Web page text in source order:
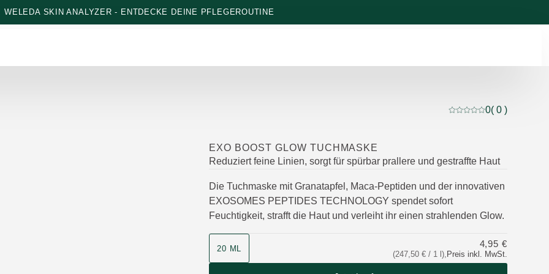
WELEDA SKIN ANALYZER - ENTDECKE DEINE PFLEGEROUTINE
Aktuelle Bewertung: 0
0( 0 )
EXO BOOST GLOW TUCHMASKE
Reduziert feine Linien, sorgt für spürbar prallere und gestraffte Haut
Die Tuchmaske mit Granatapfel, Maca-Peptiden und der innovativen
EXOSOMES PEPTIDES TECHNOLOGY spendet sofort
Feuchtigkeit, strafft die Haut und verleiht ihr einen strahlenden Glow.
20 ML
(247,50 € / 1 l), Preis inkl. MwSt.
4,95 €